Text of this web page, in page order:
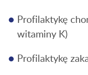
Profilaktykę
witaminy K)
Profilaktykę